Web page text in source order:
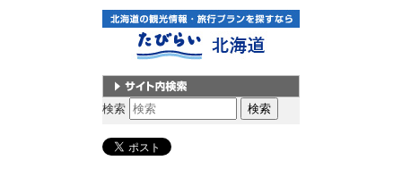
サイト内検索
検索